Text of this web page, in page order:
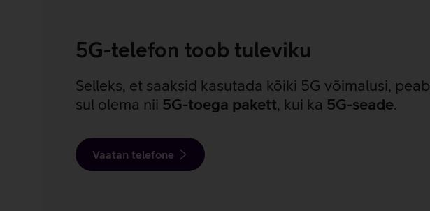
5G-telefon toob tuleviku
Selleks, et saaksid kasutada kõiki 5G võimalusi, peab
sul olema nii 5G-toega pakett, kui ka 5G-seade.
Vaatan telefone